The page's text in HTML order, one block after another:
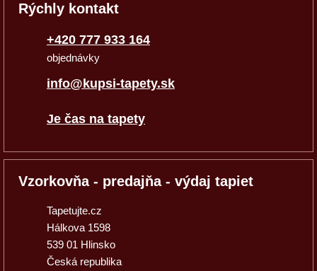
Rýchly kontakt
+420 777 933 164
objednávky
info@kupsi-tapety.sk
Je čas na tapety
Vzorkovňa - predajňa - výdaj tapiet
Tapetujte.cz
Hálkova 1598
539 01 Hlinsko
Česká republika